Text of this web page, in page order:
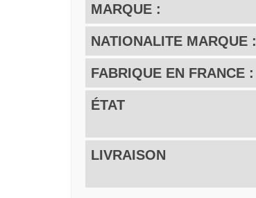
MARQUE :
NATIONALITE MARQUE :
FABRIQUE EN FRANCE :
ÉTAT
LIVRAISON